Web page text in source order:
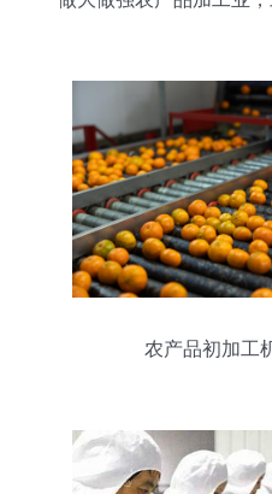
农产品初加工